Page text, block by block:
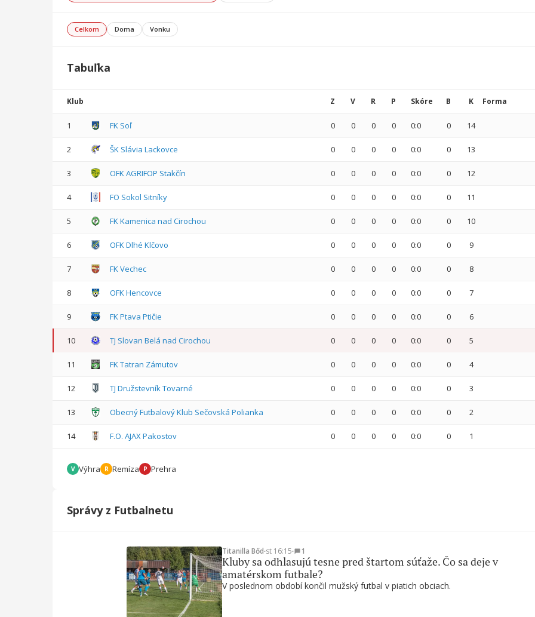
Celkom Doma Vonku
Tabuľka
Klub Z V R P Skóre B K Forma
1 FK Soľ 0 0 0 0 0:0 0 14
2 ŠK Slávia Lackovce 0 0 0 0 0:0 0 13
3 OFK AGRIFOP Stakčín 0 0 0 0 0:0 0 12
4 FO Sokol Sitníky 0 0 0 0 0:0 0 11
5 FK Kamenica nad Cirochou 0 0 0 0 0:0 0 10
6 OFK Dlhé Klčovo 0 0 0 0 0:0 0 9
7 FK Vechec 0 0 0 0 0:0 0 8
8 OFK Hencovce 0 0 0 0 0:0 0 7
9 FK Ptava Ptičie 0 0 0 0 0:0 0 6
10 TJ Slovan Belá nad Cirochou 0 0 0 0 0:0 0 5
11 FK Tatran Zámutov 0 0 0 0 0:0 0 4
12 TJ Družstevník Tovarné 0 0 0 0 0:0 0 3
13 Obecný Futbalový Klub Sečovská Polianka 0 0 0 0 0:0 0 2
14 F.O. AJAX Pakostov 0 0 0 0 0:0 0 1
V Výhra R Remíza P Prehra
Správy z Futbalnetu
V poslednom období končil mužský futbal v piatich obciach.
Kluby sa odhlasujú tesne pred štartom súťaže. Čo sa deje v
amatérskom futbale?
Titanilla Bőd∙st 16:15∙ 1